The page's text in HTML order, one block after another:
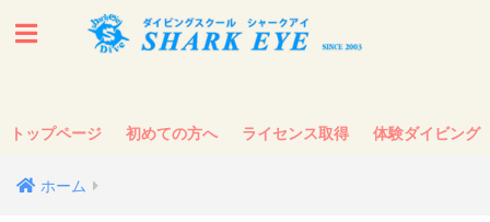
トップページ 初めての方へ ライセンス取得 体験ダイビング
ホーム